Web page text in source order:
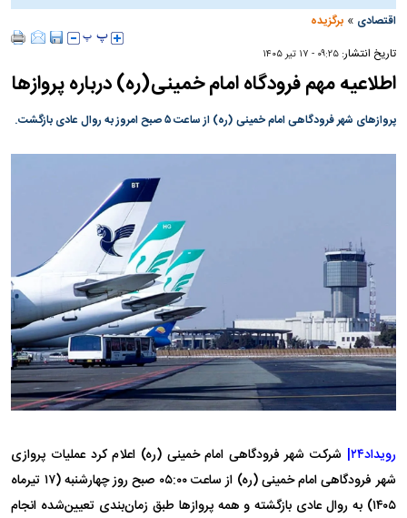
اقتصادی »برگزیده
تاریخ انتشار:۰۹:۲۵ - ۱۷ تير ۱۴۰۵
اطلاعیه مهم فرودگاه امام خمینی(ره) درباره پروازها
پرواز‌های شهر فرودگاهی امام خمینی (ره) از ساعت ۵ صبح امروز به روال عادی بازگشت.
رویداد۲۴|
شرکت شهر فرودگاهی امام خمینی (ره) اعلام کرد عملیات پروازی
شهر فرودگاهی امام خمینی (ره) از ساعت ۰۵:۰۰ صبح روز چهارشنبه (۱۷ تیرماه
۱۴۰۵) به روال عادی بازگشته و همه پروازها طبق زمان‌بندی تعیین‌شده انجام